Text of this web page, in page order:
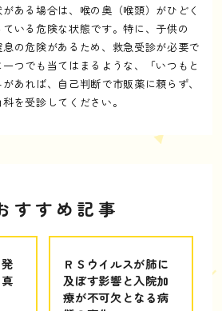
ある場合は、喉の奥（喉頭）がひどく
いる危険な状態です。特に、子供の
息の危険があるため、救急受診が必要で
つでも当てはまるような、「いつもと
あれば、自己判断で市販薬に頼らず、
を受診してください。
すすめ記事
ＲＳウイルスが肺に
及ぼす影響と入院加
療が不可欠となる病